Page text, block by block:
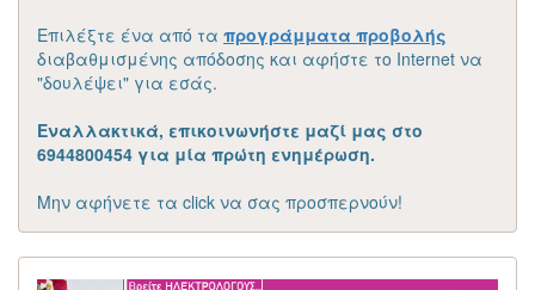
Επιλέξτε ένα από τα προγράμματα προβολής
διαβαθμισμένης απόδοσης και αφήστε το Internet να
"δουλέψει" για εσάς.
Εναλλακτικά, επικοινωνήστε μαζί μας στο
6944800454 για μία πρώτη ενημέρωση.
Μην αφήνετε τα click να σας προσπερνούν!